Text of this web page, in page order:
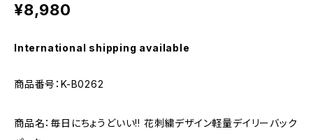
¥8,980
International shipping available
商品番号：K-B0262
商品名：毎日にちょうどいい!! 花刺繍デザイン軽量デイリーバック